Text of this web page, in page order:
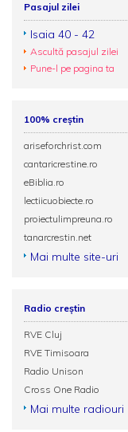
Pasajul zilei
Isaia 40 - 42
Ascultă pasajul zilei
Pune-l pe pagina ta
100% creștin
ariseforchrist.com
cantaricrestine.ro
eBiblia.ro
lectiicuobiecte.ro
proiectulimpreuna.ro
tanarcrestin.net
Mai multe site-uri
Radio creștin
RVE Cluj
RVE Timisoara
Radio Unison
Cross One Radio
Mai multe radiouri